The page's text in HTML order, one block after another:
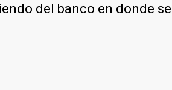
del banco en donde